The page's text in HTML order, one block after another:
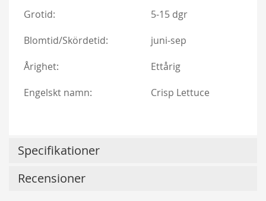
Från179,00 kr
Grotid:
5-15 dgr
Blomtid/Skördetid:
juni-sep
Årighet:
Ettårig
Engelskt namn:
Crisp Lettuce
Specifikationer
Recensioner